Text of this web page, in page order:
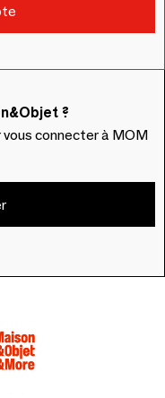
?
connecter à MOM